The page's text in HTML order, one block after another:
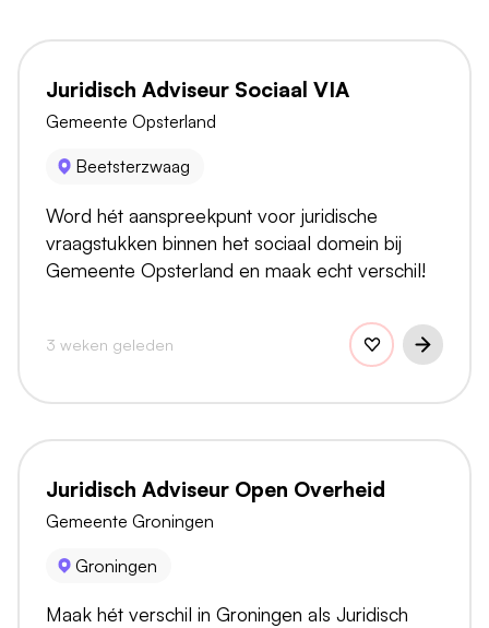
Juridisch Adviseur Sociaal VIA
Gemeente Opsterland
Beetsterzwaag
Word hét aanspreekpunt voor juridische
vraagstukken binnen het sociaal domein bij
Gemeente Opsterland en maak echt verschil!
3 weken geleden
Juridisch Adviseur Open Overheid
Gemeente Groningen
Groningen
Maak hét verschil in Groningen als Juridisch